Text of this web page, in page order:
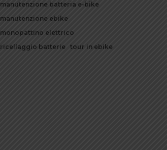
manutenzione batteria e-bike
manutenzione ebike
monopattino elettrico
ricellaggio batterie tour in ebike